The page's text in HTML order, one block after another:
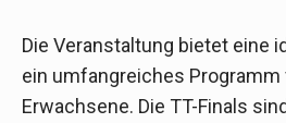
Die Veranstaltung bietet eine
ein umfangreiches Programm
Erwachsene. Die TT-Finals